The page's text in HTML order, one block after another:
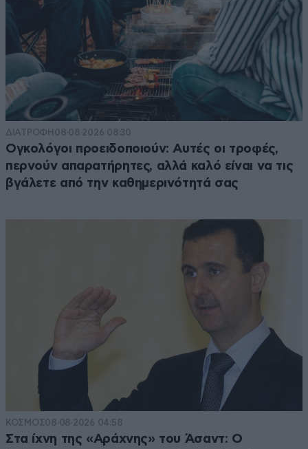
ΔΙΑΤΡΟΦΗ 08·08·2026 08:30
Ογκολόγοι προειδοποιούν: Αυτές οι τροφές,
περνούν απαρατήρητες, αλλά καλό είναι να τις
βγάλετε από την καθημερινότητά σας
ΚΟΣΜΟΣ08·08·2026 04:58
Στα ίχνη της «Αράχνης» του Άσαντ: Ο